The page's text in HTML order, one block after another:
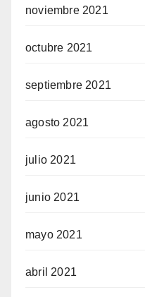
noviembre 2021
octubre 2021
septiembre 2021
agosto 2021
julio 2021
junio 2021
mayo 2021
abril 2021